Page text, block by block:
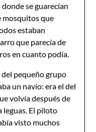
se guarecían
mosquitos que
estaban
que parecía de
en cuanto podía.
del pequeño grupo
un navío: era el del
volvía después de
leguas. El piloto
visto muchos